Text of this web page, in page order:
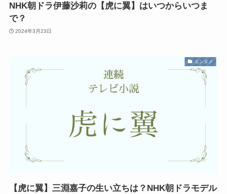
NHK朝ドラ伊藤沙莉の【虎に翼】はいつからいつま
で？
2024年3月23日
エンタメ
【虎に翼】三淵嘉子の生い立ちは？NHK朝ドラモデル